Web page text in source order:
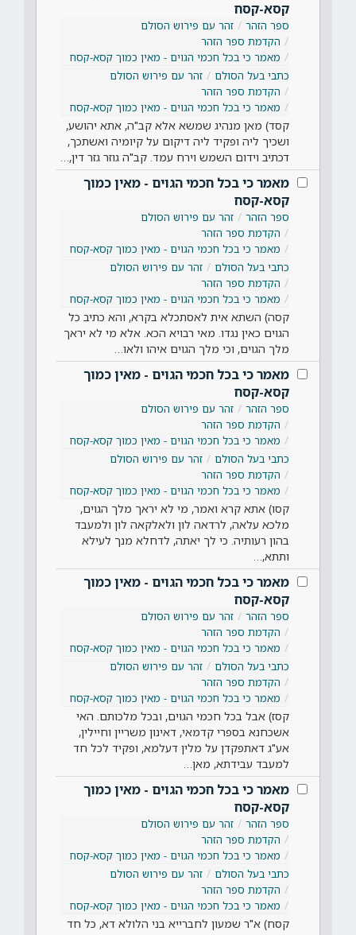
קסא-קסח
ספר הזהר
זהר עם פירוש הסולם
הקדמת ספר הזהר
מאמר כי בכל חכמי הגוים - מאין כמוך קסא-קסח
כתבי בעל הסולם
זהר עם פירוש הסולם
הקדמת ספר הזהר
מאמר כי בכל חכמי הגוים - מאין כמוך קסא-קסח
קסד) מאן מנהיג שמשא אלא קב"ה, אתא יהושע,
ושכיך ליה ופקיד ליה דיקום על קיומיה ואשתכך,
דכתיב וידום השמש וירח עמד. קב"ה גוזר גזר דין,…
מאמר כי בכל חכמי הגוים - מאין כמוך
קסא-קסח
ספר הזהר
זהר עם פירוש הסולם
הקדמת ספר הזהר
מאמר כי בכל חכמי הגוים - מאין כמוך קסא-קסח
כתבי בעל הסולם
זהר עם פירוש הסולם
הקדמת ספר הזהר
מאמר כי בכל חכמי הגוים - מאין כמוך קסא-קסח
קסה) השתא אית לאסתכלא בקרא, והא כתיב כל
הגוים כאין נגדו. מאי רבויא הכא. אלא מי לא יראך
מלך הגוים, וכי מלך הגוים איהו ולאו…
מאמר כי בכל חכמי הגוים - מאין כמוך
קסא-קסח
ספר הזהר
זהר עם פירוש הסולם
הקדמת ספר הזהר
מאמר כי בכל חכמי הגוים - מאין כמוך קסא-קסח
כתבי בעל הסולם
זהר עם פירוש הסולם
הקדמת ספר הזהר
מאמר כי בכל חכמי הגוים - מאין כמוך קסא-קסח
קסו) אתא קרא ואמר, מי לא יראך מלך הגוים,
מלכא עלאה, לרדאה לון ולאלקאה לון ולמעבד
בהון רעותיה. כי לך יאתה, לדחלא מנך לעילא
ותתא,…
מאמר כי בכל חכמי הגוים - מאין כמוך
קסא-קסח
ספר הזהר
זהר עם פירוש הסולם
הקדמת ספר הזהר
מאמר כי בכל חכמי הגוים - מאין כמוך קסא-קסח
כתבי בעל הסולם
זהר עם פירוש הסולם
הקדמת ספר הזהר
מאמר כי בכל חכמי הגוים - מאין כמוך קסא-קסח
קסז) אבל בכל חכמי הגוים, ובכל מלכותם. האי
אשכחנא בספרי קדמאי, דאינון משריין וחיילין,
אע"ג דאתפקדן על מלין דעלמא, ופקיד לכל חד
למעבד עבידתא, מאן…
מאמר כי בכל חכמי הגוים - מאין כמוך
קסא-קסח
ספר הזהר
זהר עם פירוש הסולם
הקדמת ספר הזהר
מאמר כי בכל חכמי הגוים - מאין כמוך קסא-קסח
כתבי בעל הסולם
זהר עם פירוש הסולם
הקדמת ספר הזהר
מאמר כי בכל חכמי הגוים - מאין כמוך קסא-קסח
קסח) א"ר שמעון לחברייא בני הלולא דא, כל חד